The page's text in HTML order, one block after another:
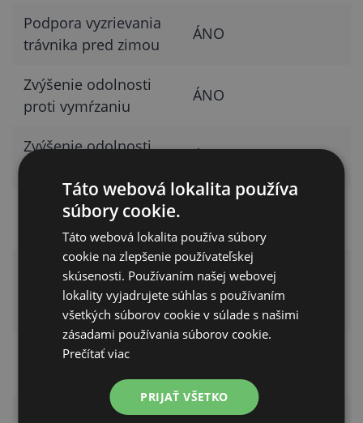
Podpora vyzrievania
trávnika pred zimou
ÁNO
Zvýšenie odolnosti
proti vymŕzaniu
ÁNO
Zvýšenie odolnosti
Zníženie rizika
hubových chorôb
Udržanie
kompaktného
porastu
ÁNO
Odolnosť voči
Podpora sýto zelenej
Táto webová lokalita používa
súbory cookie.
Táto webová lokalita používa súbory
cookie na zlepšenie používateľskej
skúsenosti. Používaním našej webovej
lokality vyjadrujete súhlas s používaním
všetkých súborov cookie v súlade s našimi
zásadami používania súborov cookie.
Prečítať viac
PRIJAŤ VŠETKO